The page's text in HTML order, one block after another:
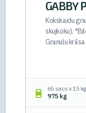
GABBY
Kokskaidu
skujkoku).
Granulu
65 sacs x 15 kg
975 kg